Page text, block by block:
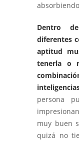
Dentro
diferentes
aptitud
tenerla o
persona
muy buen
quizá no